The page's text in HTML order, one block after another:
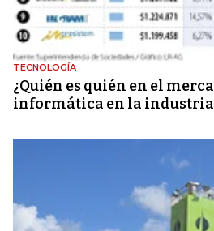
TECNOLOGÍA
¿Quién es quién en el
informática en la